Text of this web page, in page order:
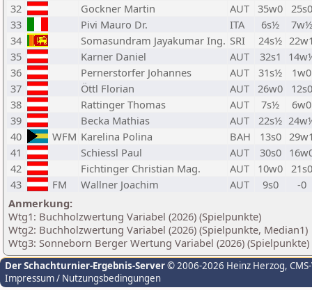
32
Gockner Martin AUT 35w0 25s0
33
Pivi Mauro Dr. ITA 6s½
7w½
34
Somasundram Jayakumar Ing. SRI 24s½
35
Karner Daniel AUT 32s1
36
Pernerstorfer Johannes AUT 31s½
1w0
37
Öttl Florian AUT 26w0
12s0
38
Rattinger Thomas AUT 7s½
6w0
39
Becka Mathias AUT 22s½
40
WFM Karelina Polina BAH 13s0
41
Schiessl Paul AUT 30s0
42
Fichtinger Christian Mag. AUT 10w0 21s0
43
FM Wallner Joachim AUT 9s0
-0
Anmerkung:
Wtg1: Buchholzwertung Variabel (2026) (Spielpunkte)
Wtg2: Buchholzwertung Variabel (2026) (Spielpunkte, Median1)
Wtg3: Sonneborn Berger Wertung Variabel (2026) (Spielpunkte)
Der Schachturnier-Ergebnis-Server© 2006-2026 Heinz Herzog,
Impressum / Nutzungsbedingungen